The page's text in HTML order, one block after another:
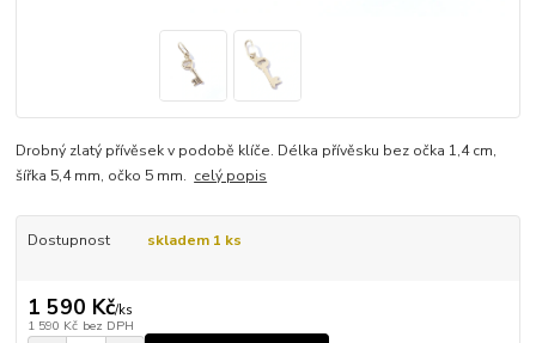
Drobný zlatý přívěsek v podobě klíče. Délka přívěsku bez očka 1,4 cm,
šířka 5,4 mm, očko 5 mm. celý popis
Dostupnost skladem 1 ks
1 590 Kč/ks
1 590 Kč bez DPH